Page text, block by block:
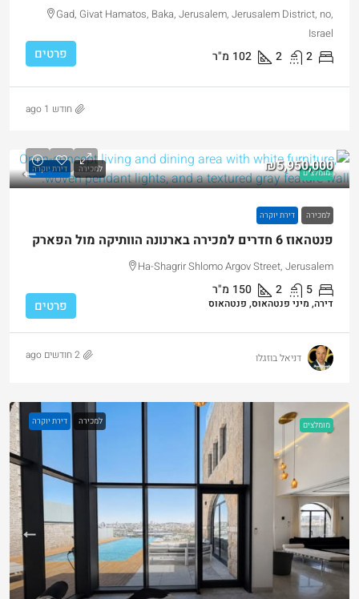
Gad, Givat Hamatos, Baka, Jerusalem, Jerusalem District, no,
Israel
2
2
102 מ"ר פרטים
חודש 1 ago
מומלצים למכירה דירת יוקרה ₪5,950,000
למכירה דירת יוקרה
פנטהאוז 6 חדרים למכירה בארנונה הוותיקה מול הפארק
Ha-Shagrir Shlomo Argov Street, Jerusalem
5
2
150 מ"ר
דירה, מיני פנטהאוס, פנטהאוס פרטים
דניאל בוזגלו 2 חודשים ago
מומלצים למכירה דירת יוקרה